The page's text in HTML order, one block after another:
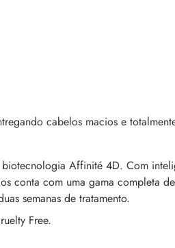
cabelos macios e
Affinité 4D. Com
conta com uma gama completa
semanas de tratamento.
Free.